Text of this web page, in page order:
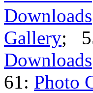
Downloads
Gallery;
Downloads
61: Photo